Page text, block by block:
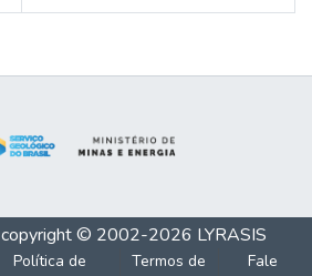
copyright © 2002-2026 LYRASIS
Política de
Termos de
Fale